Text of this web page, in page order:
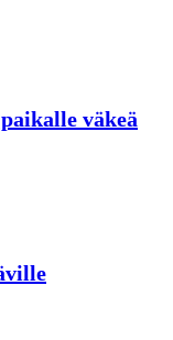
väkeä